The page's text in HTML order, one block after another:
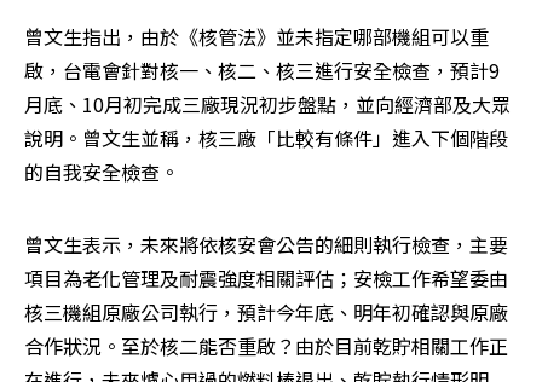
曾文生指出，由於《核管法》並未指定哪部機組可以重
啟，台電會針對核一、核二、核三進行安全檢查，預計9
月底、10月初完成三廠現況初步盤點，並向經濟部及大眾
說明。曾文生並稱，核三廠「比較有條件」進入下個階段
的自我安全檢查。
曾文生表示，未來將依核安會公告的細則執行檢查，主要
項目為老化管理及耐震強度相關評估；安檢工作希望委由
核三機組原廠公司執行，預計今年底、明年初確認與原廠
合作狀況。至於核二能否重啟？由於目前乾貯相關工作正